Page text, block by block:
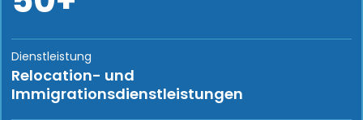
Dienstleistung
Relocation- und
Immigrationsdienstleistungen